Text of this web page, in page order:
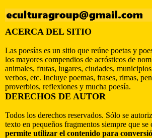
ACERCA DEL SITIO
Las poesías es un sitio que reúne poetas y
los mayores compendios de acrósticos de
animales, frutas, lugares, ciudades,
verbos, etc. Incluye poemas, frases, rimas,
proverbios, reflexiones y mucha poesía.
DERECHOS DE AUTOR
Todos los derechos reservados. Sólo se
texto en pequeños fragmentos siempre que se
permite utilizar el contenido para